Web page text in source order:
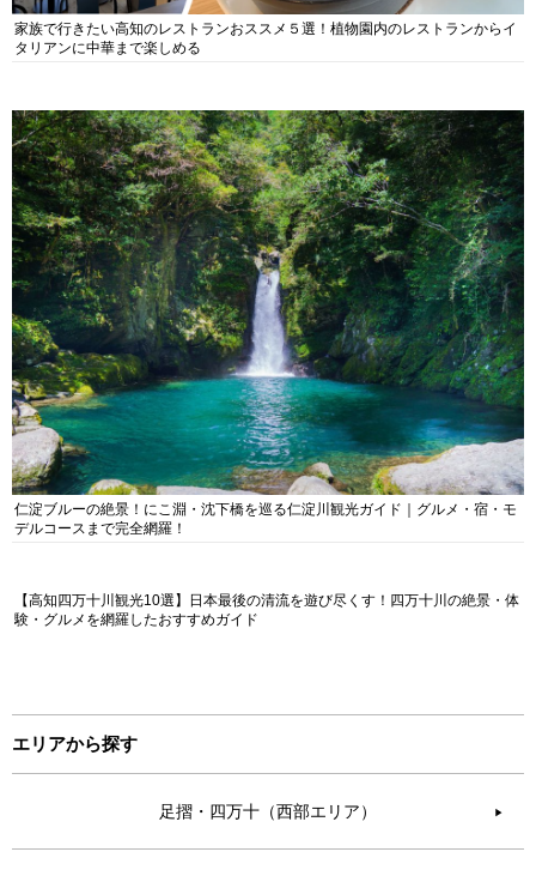
家族で行きたい高知のレストランおススメ５選！植物園内のレストランからイ
タリアンに中華まで楽しめる
仁淀ブルーの絶景！にこ淵・沈下橋を巡る仁淀川観光ガイド｜グルメ・宿・モ
デルコースまで完全網羅！
【高知四万十川観光10選】日本最後の清流を遊び尽くす！四万十川の絶景・体
験・グルメを網羅したおすすめガイド
エリアから探す
足摺・四万十（西部エリア） ▶︎